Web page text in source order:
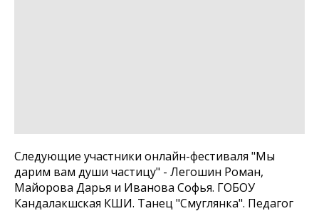
Следующие участники онлайн-фестиваля "Мы
дарим вам души частицу" - Легошин Роман,
Майорова Дарья и Иванова Софья. ГОБОУ
Кандалакшская КШИ. Танец "Смуглянка". Педагог